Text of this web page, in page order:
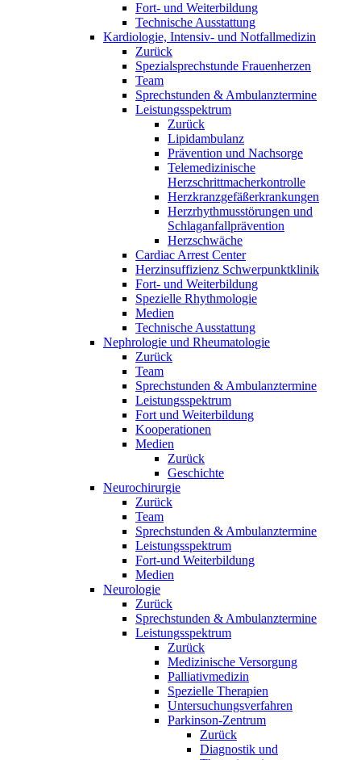
Fort- und Weiterbildung
Technische Ausstattung
Kardiologie, Intensiv- und Notfallmedizin
Zurück
Spezialsprechstunde Frauenherzen
Team
Sprechstunden & Ambulanztermine
Leistungsspektrum
Zurück
Lipidambulanz
Prävention und Nachsorge
Telemedizinische
Herzschrittmacherkontrolle
Herzkranzgefäßerkrankungen
Herzrhythmusstörungen und
Schlaganfallprävention
Herzschwäche
Cardiac Arrest Center
Herzinsuffizienz Schwerpunktklinik
Fort- und Weiterbildung
Spezielle Rhythmologie
Medien
Technische Ausstattung
Nephrologie und Rheumatologie
Zurück
Team
Sprechstunden & Ambulanztermine
Leistungsspektrum
Fort und Weiterbildung
Kooperationen
Medien
Zurück
Geschichte
Neurochirurgie
Zurück
Team
Sprechstunden & Ambulanztermine
Leistungsspektrum
Fort-und Weiterbildung
Medien
Neurologie
Zurück
Sprechstunden & Ambulanztermine
Leistungsspektrum
Zurück
Medizinische Versorgung
Palliativmedizin
Spezielle Therapien
Untersuchungsverfahren
Parkinson-Zentrum
Zurück
Diagnostik und